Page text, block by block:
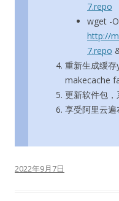
7.repo
wget -
http://
7.repo
重新生成缓
makecache
更新软件包
享受阿里云
2022年9月7日